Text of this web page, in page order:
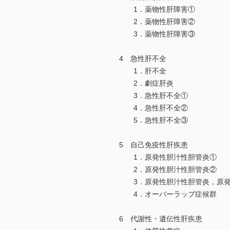
1．薬物性肝障害①
2．薬物性肝障害②
3．薬物性肝障害③
4 急性肝不全
1．肝不全
2．劇症肝炎
3．急性肝不全①
4．急性肝不全②
5．急性肝不全③
5 自己免疫性肝疾患
1．原発性胆汁性胆管炎①
2．原発性胆汁性胆管炎②
3．原発性胆汁性胆管炎，原
4．オーバーラップ症候群
6 代謝性・遺伝性肝疾患